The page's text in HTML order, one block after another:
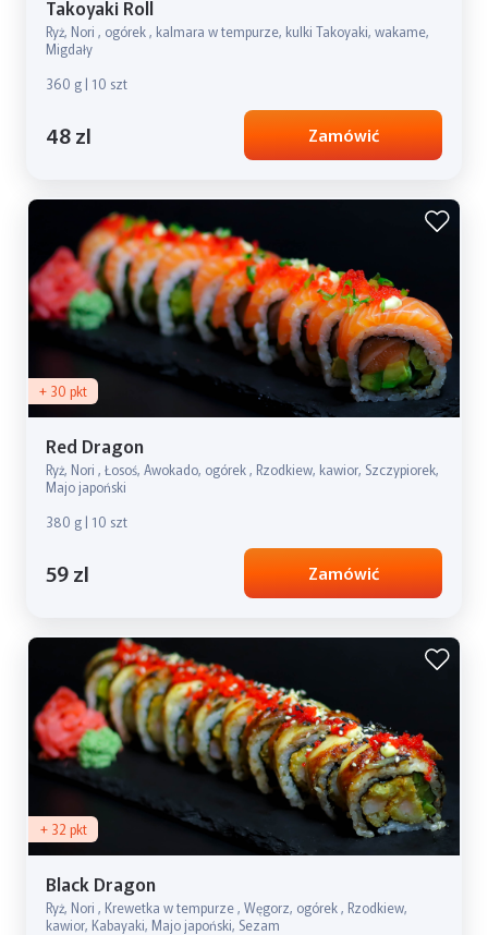
Takoyaki Roll
Ryż, Nori , ogórek , kalmara w tempurze, kulki Takoyaki, wakame,
Migdały
360 g | 10 szt
48 zl Zamówić
+ 30 pkt
Red Dragon
Ryż, Nori , Łosoś, Awokado, ogórek , Rzodkiew, kawior, Szczypiorek,
Majo japoński
380 g | 10 szt
59 zl Zamówić
+ 32 pkt
Black Dragon
Ryż, Nori , Krewetka w tempurze , Węgorz, ogórek , Rzodkiew,
kawior, Kabayaki, Majo japoński, Sezam